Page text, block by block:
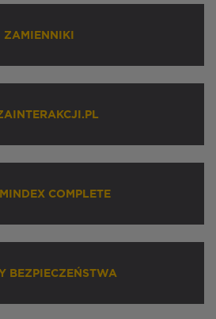
ZAMIENNIKI
COMPLETE
BEZPIECZEŃSTWA